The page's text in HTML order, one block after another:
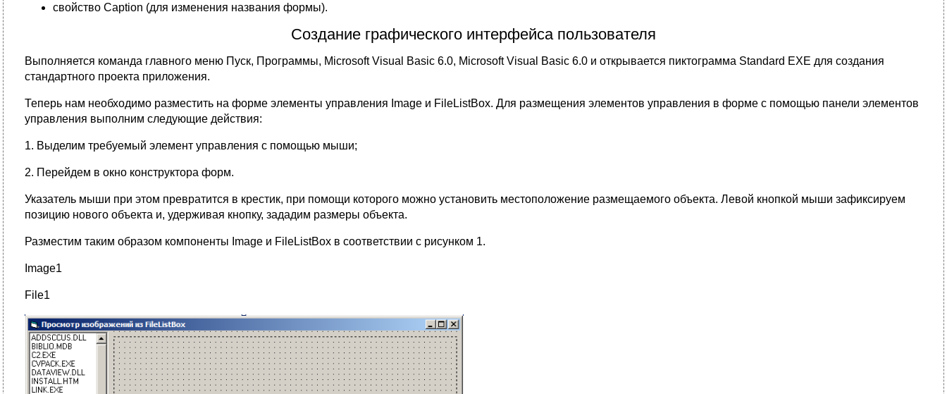
свойство Caption (для изменения названия формы).
Создание графического интерфейса пользователя
Выполняется команда главного меню Пуск, Программы, Microsoft Visual Basic 6.0, Microsoft Visual Basic 6.0 и открывается пиктограмма Standard EXE для создания
стандартного проекта приложения.
Теперь нам необходимо разместить на форме элементы управления Image и FileListBox. Для размещения элементов управления в форме с помощью панели элементов
управления выполним следующие действия:
1. Выделим требуемый элемент управления с помощью мыши;
2. Перейдем в окно конструктора форм.
Указатель мыши при этом превратится в крестик, при помощи которого можно установить местоположение размещаемого объекта. Левой кнопкой мыши зафиксируем
позицию нового объекта и, удерживая кнопку, зададим размеры объекта.
Разместим таким образом компоненты Image и FileListBox в соответствии с рисунком 1.
Image1
File1